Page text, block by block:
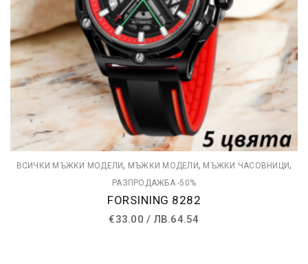
ВСИЧКИ МЪЖКИ МОДЕЛИ, МЪЖКИ МОДЕЛИ, МЪЖКИ ЧАСОВНИЦИ,
РАЗПРОДАЖБА -50%
FORSINING 8282
€33.00 /ЛВ.64.54